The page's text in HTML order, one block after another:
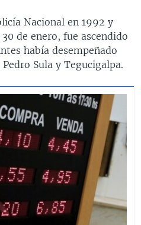
Nacional en 1992 y
de enero, fue ascendido
había desempeñado
Sula y Tegucigalpa.